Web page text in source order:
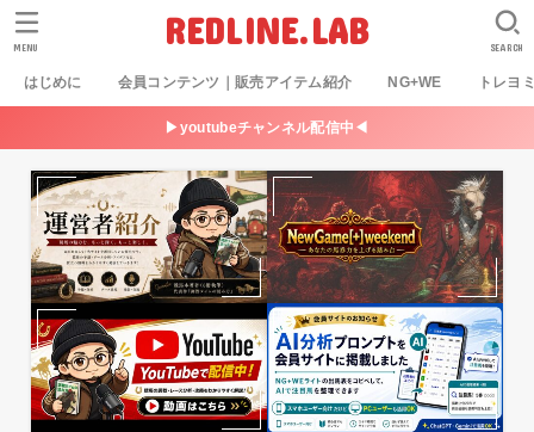
REDLINE.LAB
はじめに 会員コンテンツ｜販売アイテム紹介 NG+WE トレヨ
SEARCH
MENU
▶youtubeチャンネル配信中◀